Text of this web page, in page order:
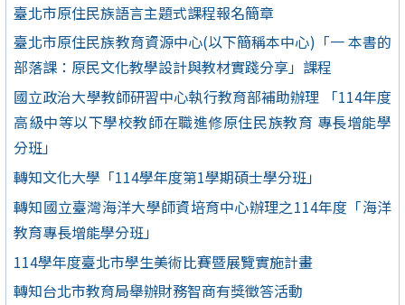
臺北市原住民族語言主題式課程報名簡章
臺北市原住民族教育資源中心(以下簡稱本中心)「一 本書的
部落課：原民文化教學設計與教材實踐分享」課程
國立政治大學教師研習中心執行教育部補助辦理 「114年度
高級中等以下學校教師在職進修原住民族教育 專長增能學
分班」
轉知文化大學「114學年度第1學期碩士學分班」
轉知國立臺灣海洋大學師資培育中心辦理之114年度「海洋
教育專長增能學分班」
114學年度臺北市學生美術比賽暨展覽實施計畫
轉知台北市教育局舉辦財務智商有獎徵答活動